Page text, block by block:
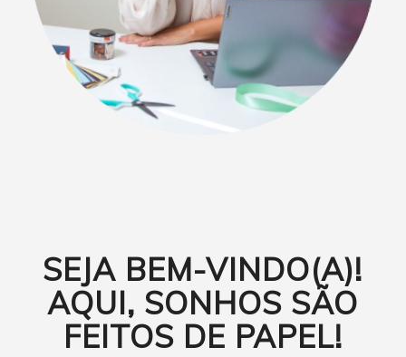
SEJA BEM-VINDO(A)!
AQUI, SONHOS SÃO
FEITOS DE PAPEL!